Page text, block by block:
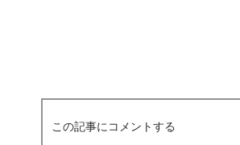
この記事にコメントする